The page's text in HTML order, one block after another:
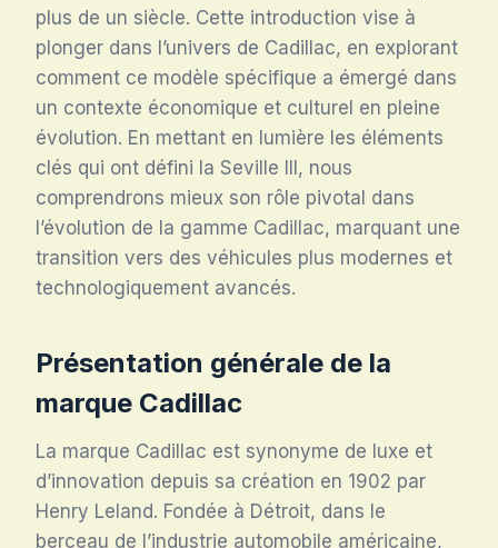
plus de un siècle. Cette introduction vise à
plonger dans l’univers de Cadillac, en explorant
comment ce modèle spécifique a émergé dans
un contexte économique et culturel en pleine
évolution. En mettant en lumière les éléments
clés qui ont défini la Seville III, nous
comprendrons mieux son rôle pivotal dans
l’évolution de la gamme Cadillac, marquant une
transition vers des véhicules plus modernes et
technologiquement avancés.
Présentation générale de la
marque Cadillac
La marque Cadillac est synonyme de luxe et
d’innovation depuis sa création en 1902 par
Henry Leland. Fondée à Détroit, dans le
berceau de l’industrie automobile américaine,